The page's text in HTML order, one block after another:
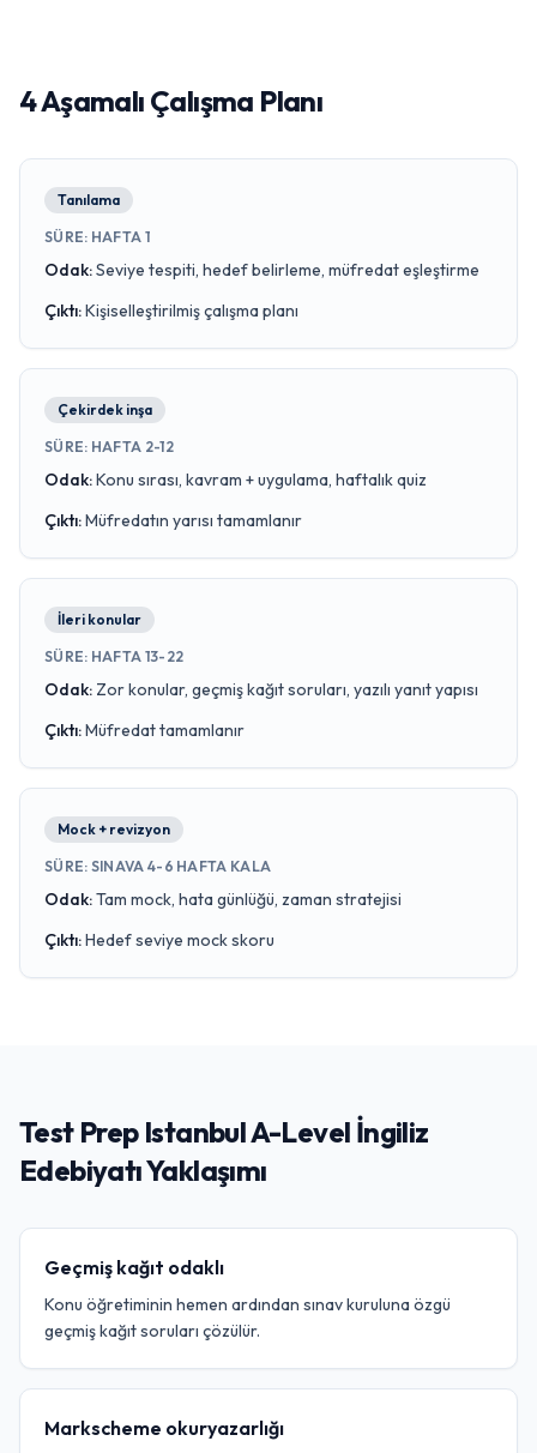
4 Aşamalı Çalışma Planı
Tanılama
SÜRE: HAFTA 1
Odak:Seviye tespiti, hedef belirleme, müfredat eşleştirme
Çıktı:Kişiselleştirilmiş çalışma planı
Çekirdek inşa
SÜRE: HAFTA 2-12
Odak:Konu sırası, kavram + uygulama, haftalık quiz
Çıktı:Müfredatın yarısı tamamlanır
İleri konular
SÜRE: HAFTA 13-22
Odak: Zor konular, geçmiş kağıt soruları, yazılı yanıt yapısı
Çıktı:Müfredat tamamlanır
Mock + revizyon
SÜRE: SINAVA 4-6 HAFTA KALA
Odak:Tam mock, hata günlüğü, zaman stratejisi
Çıktı:Hedef seviye mock skoru
Test Prep Istanbul A-Level İngiliz
Edebiyatı Yaklaşımı
Geçmiş kağıt odaklı
Konu öğretiminin hemen ardından sınav kuruluna özgü
geçmiş kağıt soruları çözülür.
Markscheme okuryazarlığı